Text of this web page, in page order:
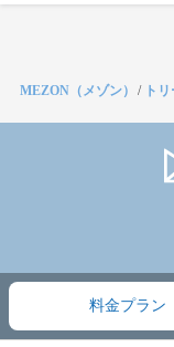
料金プラン
MEZON（メゾン） / ト